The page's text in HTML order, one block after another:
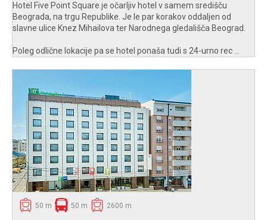
Hotel Five Point Square je očarljiv hotel v samem središču
Beograda, na trgu Republike. Je le par korakov oddaljen od
slavne ulice Knez Mihailova ter Narodnega gledališča Beograd.
Poleg odlične lokacije pa se hotel ponaša tudi s 24-urno rec ...
50 m 50 m 2600 m